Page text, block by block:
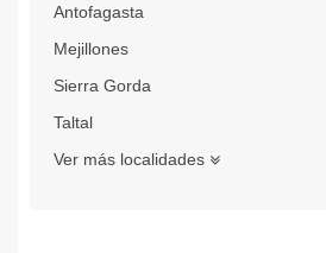
Antofagasta
Mejillones
Sierra Gorda
Taltal
Ver más localidades